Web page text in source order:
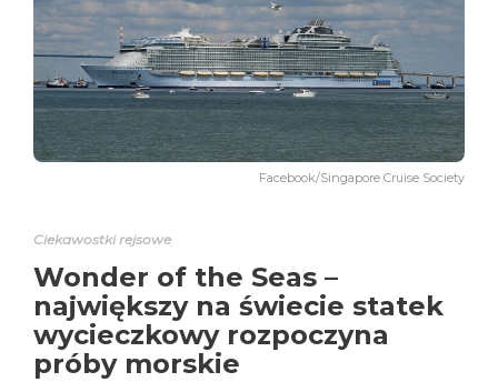
Facebook/Singapore Cruise Society
Ciekawostki rejsowe
Wonder of the Seas –
największy na świecie statek
wycieczkowy rozpoczyna
próby morskie